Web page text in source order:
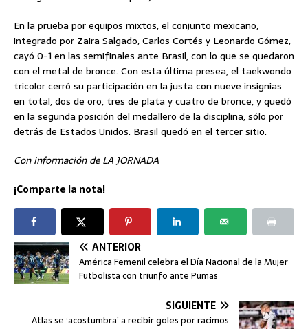
En la prueba por equipos mixtos, el conjunto mexicano,
integrado por Zaira Salgado, Carlos Cortés y Leonardo Gómez,
cayó 0-1 en las semifinales ante Brasil, con lo que se quedaron
con el metal de bronce. Con esta última presea, el taekwondo
tricolor cerró su participación en la justa con nueve insignias
en total, dos de oro, tres de plata y cuatro de bronce, y quedó
en la segunda posición del medallero de la disciplina, sólo por
detrás de Estados Unidos. Brasil quedó en el tercer sitio.
Con información de LA JORNADA
¡Comparte la nota!
ANTERIOR
América Femenil celebra el Día Nacional de la Mujer
Futbolista con triunfo ante Pumas
SIGUIENTE
Atlas se ‘acostumbra’ a recibir goles por racimos